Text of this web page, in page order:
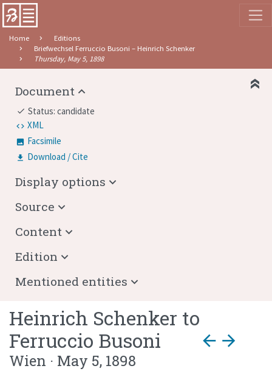
Home
Editions
Briefwechsel Ferruccio Busoni – Heinrich Schenker
Thursday, May 5, 1898
Heinrich Schenker to
Ferruccio Busoni
arrow_back arrow_forward
Wien · May 5, 1898
Document
done Status: candidate
XML
Facsimile
Download / Cite
Display options
Source
Content
Edition
Mentioned entities